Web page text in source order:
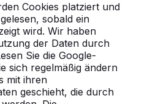
Cookies platziert und
sobald ein
wird. Wir haben
der Daten durch
Sie die Google-
sich regelmäßig ändern
mit ihren
geschieht, die durch